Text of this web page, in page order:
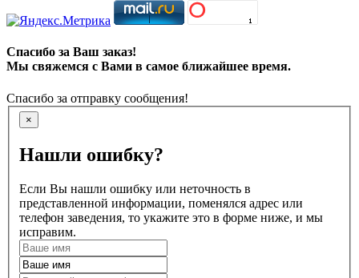
Спасибо за Ваш заказ!
Мы свяжемся с Вами в самое ближайшее время.
Спасибо за отправку сообщения!
×
Нашли ошибку?
Если Вы нашли ошибку или неточность в
представленной информации, поменялся адрес или
телефон заведения, то укажите это в форме ниже, и мы
исправим.